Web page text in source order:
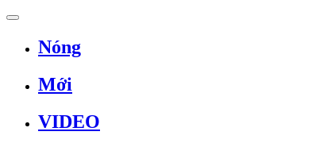
Nóng
Mới
VIDEO